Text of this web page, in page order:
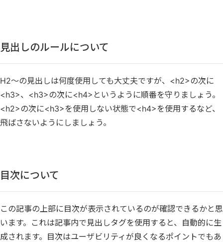
見出しのルールについて
H2～の見出しは何度使用しても大丈夫ですが、<h2>の次に
<h3>、<h3>の次に<h4>というように順番を守りましょう。
<h2>の次に<h3>を使用しない状態で<h4>を使用するなど、
飛ばさないようにしましょう。
目次について
この記事の上部に目次が表示されているのが確認できるかと思
います。これは記事内で見出しタグを使用すると、自動的に生
成されます。目次はユーザビリティが良くなるポイントでもあ